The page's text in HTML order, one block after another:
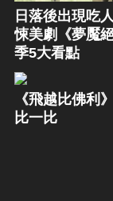
日落後出現吃
悚美劇《夢魘
季5大看點
《飛越比佛利
比一比